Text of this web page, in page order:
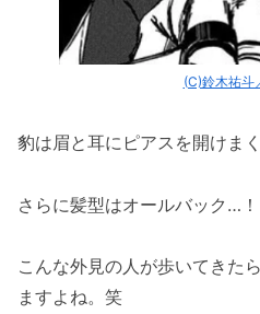
(C)鈴木祐斗
豹は眉と耳にピアスを開けま
さらに髪型はオールバック…！
こんな外見の人が歩いてきた
ますよね。笑